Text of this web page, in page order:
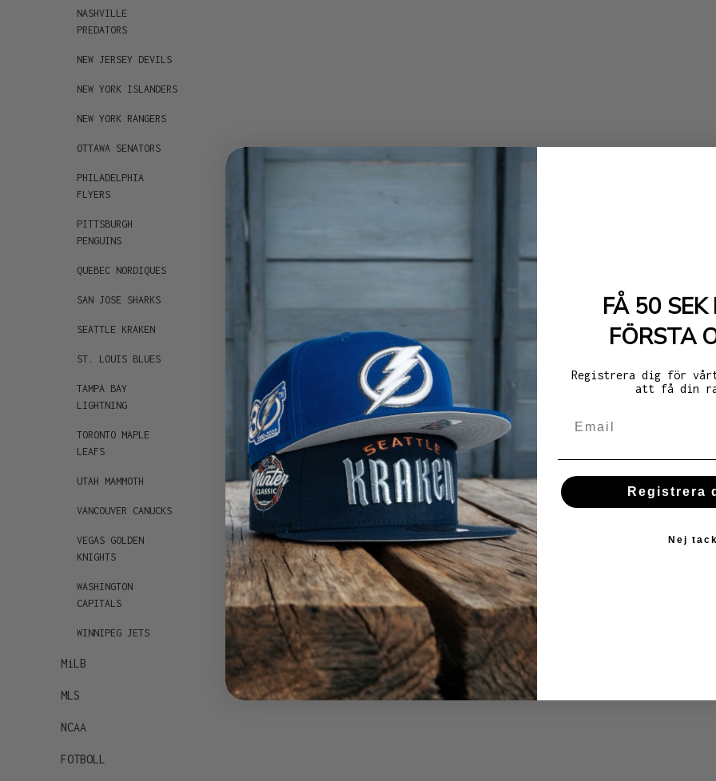
NASHVILLE
PREDATORS
NEW JERSEY DEVILS
NEW YORK ISLANDERS
NEW YORK RANGERS
OTTAWA SENATORS
PHILADELPHIA
FLYERS
PITTSBURGH
PENGUINS
QUEBEC NORDIQUES
SAN JOSE SHARKS
SEATTLE KRAKEN
ST. LOUIS BLUES
TAMPA BAY
LIGHTNING
TORONTO MAPLE
LEAFS
UTAH MAMMOTH
VANCOUVER CANUCKS
VEGAS GOLDEN
KNIGHTS
WASHINGTON
CAPITALS
WINNIPEG JETS
MiLB
MLS
NCAA
FOTBOLL
FÅ 50 SEK
FÖRSTA
Registrera dig för
att få din
Registrera
Nej